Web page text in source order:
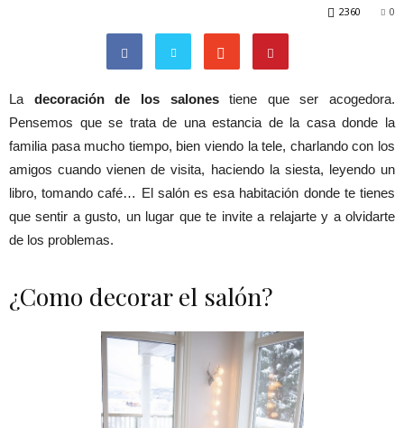
0
2360
La decoración de los salonestiene que ser acogedora.
Pensemos que se trata de una estancia de la casa donde la
familia pasa mucho tiempo, bien viendo la tele, charlando con los
amigos cuando vienen de visita, haciendo la siesta, leyendo un
libro, tomando café… El salón es esa habitación donde te tienes
que sentir a gusto, un lugar que te invite a relajarte y a olvidarte
de los problemas.
¿Como decorar el salón?